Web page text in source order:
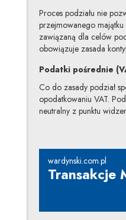
Proces podziału nie
przejmowanego
zawiązaną dla celów
obowiązuje zasada
Podatki pośrednie
Co do zasady podział
opodatkowaniu VAT.
neutralny z punktu
wardynski.com.pl
Transakcje